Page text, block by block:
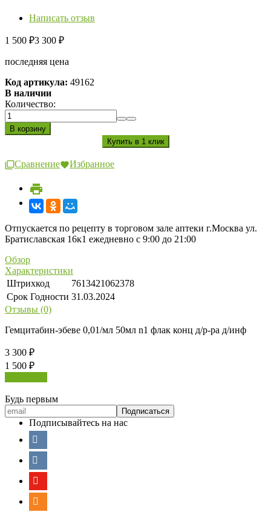
Написать отзыв
1 500 ₽3 300 ₽
последняя цена
Код артикула: 49162
В наличии
Количество:
Сравнение Избранное
Отпускается по рецепту в торговом зале аптеки г.Москва ул.
Братиславская 16к1 ежедневно с 9:00 до 21:00
Обзор
Характеристики
Штрихкод
7613421062378
Срок Годности 31.03.2024
Отзывы (0)
Гемцитабин-эбеве 0,01/мл 50мл n1 флак конц д/р-ра д/инф
3 300 ₽
1 500 ₽
Будь первым
Подписывайтесь на нас